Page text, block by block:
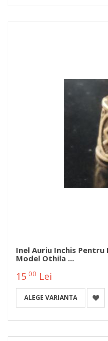
Inel Auriu Inchis Pentru
Model Othila ...
15 00 Lei
ALEGE VARIANTA